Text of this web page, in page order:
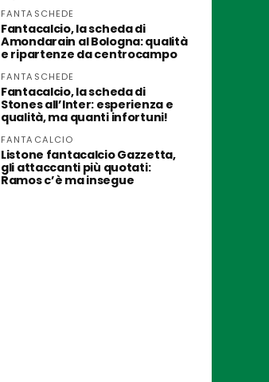
FANTASCHEDE
Fantacalcio, la scheda di
Amondarain al Bologna: qualità
e ripartenze da centrocampo
FANTASCHEDE
Fantacalcio, la scheda di
Stones all’Inter: esperienza e
qualità, ma quanti infortuni!
FANTACALCIO
Listone fantacalcio Gazzetta,
gli attaccanti più quotati:
Ramos c’è ma insegue